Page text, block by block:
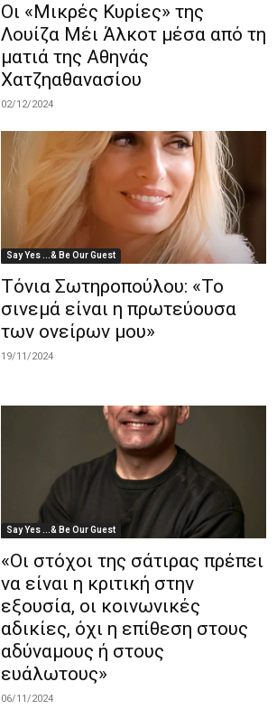
Οι «Mικρές Κυρίες» της
Λουίζα Μέι Άλκοτ μέσα από τη
ματιά της Αθηνάς
Χατζηαθανασίου
02/12/2024
Say Yes ...& Be Our Guest
Τόνια Σωτηροπούλου: «Το
σινεμά είναι η πρωτεύουσα
των ονείρων μου»
19/11/2024
Say Yes ...& Be Our Guest
«Οι στόχοι της σάτιρας πρέπει
να είναι η κριτική στην
εξουσία, οι κοινωνικές
αδικίες, όχι η επίθεση στους
αδύναμους ή στους
ευάλωτους»
06/11/2024